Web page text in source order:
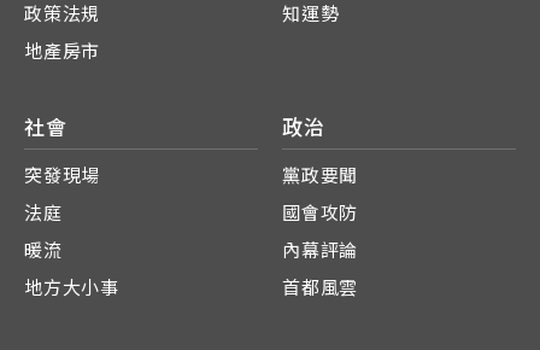
政策法規
地產房市
知運勢
社會
突發現場
法庭
暖流
地方大小事
政治
黨政要聞
國會攻防
內幕評論
首都風雲